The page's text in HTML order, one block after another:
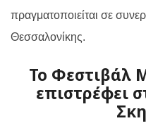
πραγματοποιείται σε
Θεσσαλονίκης.
To Φεστιβάλ
επιστρέφει